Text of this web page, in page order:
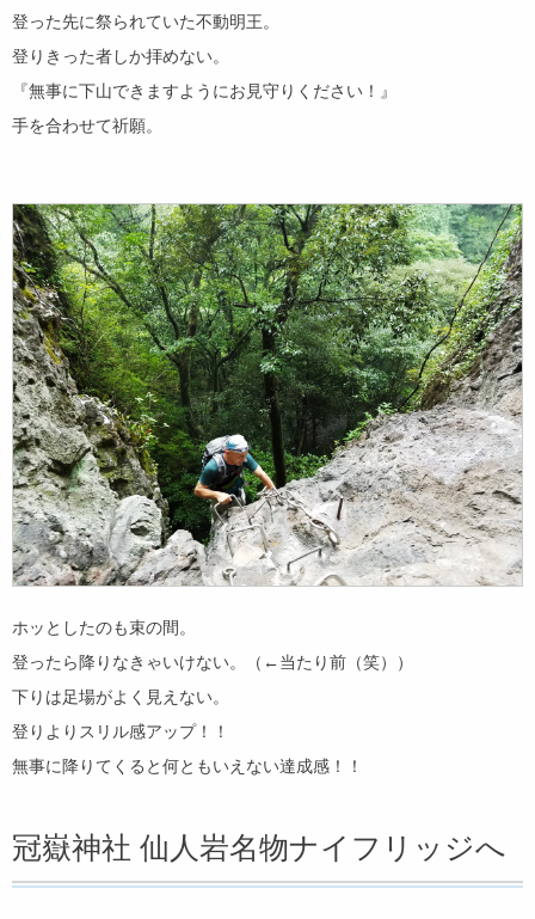
登った先に祭られていた不動明王。
登りきった者しか拝めない。
『無事に下山できますようにお見守りください！』
手を合わせて祈願。
ホッとしたのも束の間。
登ったら降りなきゃいけない。（←当たり前（笑））
下りは足場がよく見えない。
登りよりスリル感アップ！！
無事に降りてくると何ともいえない達成感！！
冠嶽神社 仙人岩名物ナイフリッジへ